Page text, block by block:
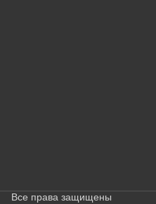
Все права защищены